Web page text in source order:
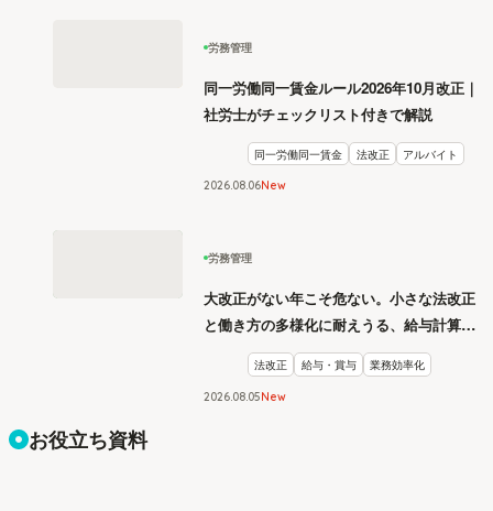
労務管理
同一労働同一賃金ルール2026年10月改正｜
社労士がチェックリスト付きで解説
同一労働同一賃金 法改正 アルバイト
2026.08 06New
労務管理
大改正がない年こそ危ない。小さな法改正
と働き方の多様化に耐えうる、給与計算と
リスク管理
法改正 給与・賞与 業務効率化
2026.08 05New
お役立ち資料